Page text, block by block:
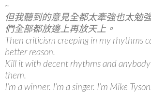
~
但我聽到的意見全都太牽強也太勉
們全部都放邊上再放天上。
Then criticism creeping in my rhythms
better reason.
Kill it with decent rhythms and
them.
I’m a winner. I’m a singer. I’m Mike Tyson.